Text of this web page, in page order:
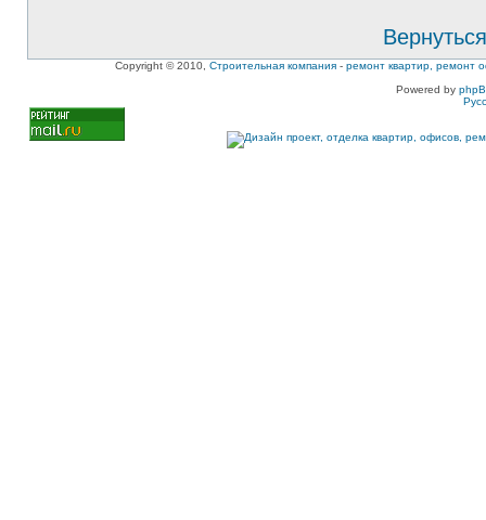
Copyright © 2010, Строительная компания - ремонт квартир, ремонт
Powered by